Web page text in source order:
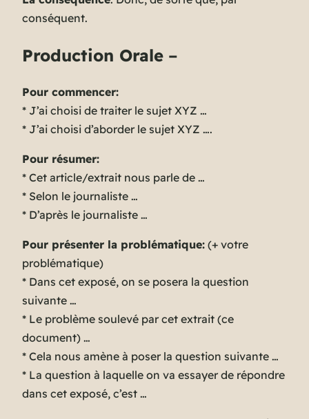
conséquent.
Production Orale –
Pour commencer:
* J’ai choisi de traiter le sujet XYZ …
* J’ai choisi d’aborder le sujet XYZ ….
Pour résumer:
* Cet article/extrait nous parle de …
* Selon le journaliste …
* D’après le journaliste …
Pour présenter la problématique: (+ votre
problématique)
* Dans cet exposé, on se posera la question
suivante …
* Le problème soulevé par cet extrait (ce
document) …
* Cela nous amène à poser la question suivante …
* La question à laquelle on va essayer de répondre
dans cet exposé, c’est …